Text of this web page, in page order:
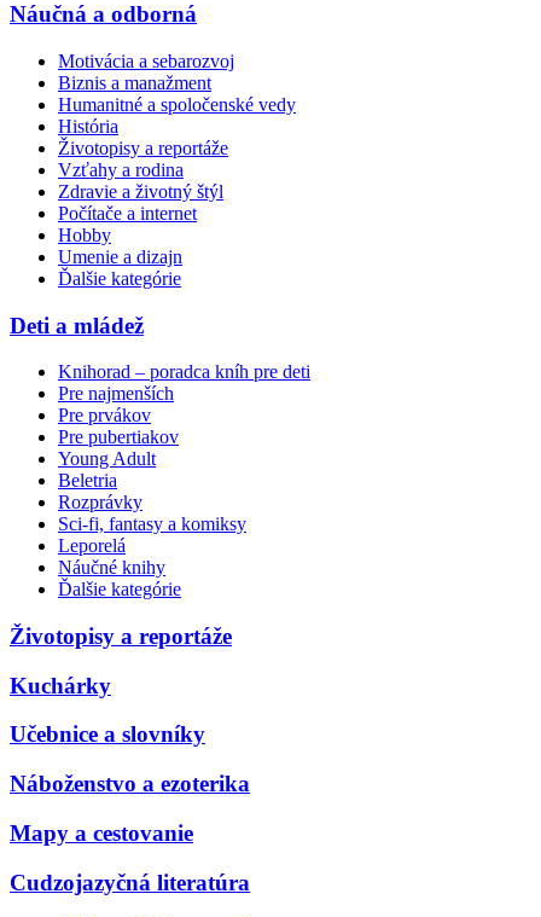
Náučná a odborná
Motivácia a sebarozvoj
Biznis a manažment
Humanitné a spoločenské vedy
História
Životopisy a reportáže
Vzťahy a rodina
Zdravie a životný štýl
Počítače a internet
Hobby
Umenie a dizajn
Ďalšie kategórie
Deti a mládež
Knihorad – poradca kníh pre deti
Pre najmenších
Pre prvákov
Pre pubertiakov
Young Adult
Beletria
Rozprávky
Sci-fi, fantasy a komiksy
Leporelá
Náučné knihy
Ďalšie kategórie
Životopisy a reportáže
Kuchárky
Učebnice a slovníky
Náboženstvo a ezoterika
Mapy a cestovanie
Cudzojazyčná literatúra